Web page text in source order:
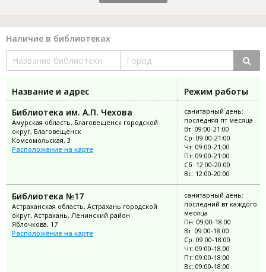
Наличие в библиотеках
Название и адрес
Режим работы
Библиотека им. А.П. Чехова
Амурская область, Благовещенск городской
округ, Благовещенск
Комсомольская, 3
Расположение на карте
санитарный день:
последняя пт месяца
Вт: 09:00-21:00
Ср: 09:00-21:00
Чт: 09:00-21:00
Пт: 09:00-21:00
Сб: 12:00-20:00
Вс: 12:00-20:00
Библиотека №17
Астраханская область, Астрахань городской
округ, Астрахань, Ленинский район
Яблочкова, 17
Расположение на карте
санитарный день:
последний вт каждого
месяца
Пн: 09:00-18:00
Вт: 09:00-18:00
Ср: 09:00-18:00
Чт: 09:00-18:00
Пт: 09:00-18:00
Вс: 09:00-18:00